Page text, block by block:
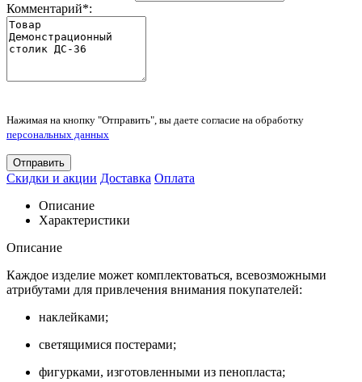
Комментарий*:
Нажимая на кнопку "Отправить", вы даете согласие на обработку
персональных данных
Отправить
Скидки и акции Доставка Оплата
Описание
Характеристики
Описание
Каждое изделие может комплектоваться, всевозможными
атрибутами для привлечения внимания покупателей:
наклейками;
светящимися постерами;
фигурками, изготовленными из пенопласта;